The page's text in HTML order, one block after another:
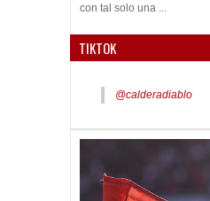
con tal solo una ...
TIKTOK
@calderadiablo